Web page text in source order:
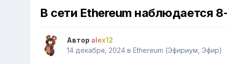
В сети Ethereum наблюдается
Автор alex12
14 декабря, 2024 вEthereum (Эфириум, Эфир)